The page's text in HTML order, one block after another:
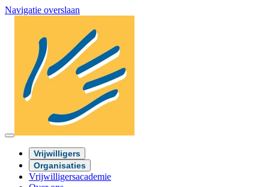
Navigatie overslaan
Vrijwilligers
Organisaties
Vrijwilligersacademie